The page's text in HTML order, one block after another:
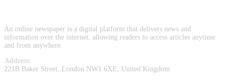
An online newspaper is a digital platform that delivers news and
information over the internet, allowing readers to access articles anytime
and from anywhere.
Address:
221B Baker Street, London NW1 6XE, United Kingdom